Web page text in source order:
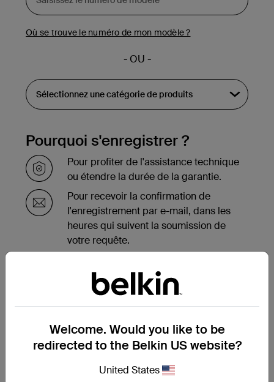
Où se trouve le numéro de mon modèle ?
- OU -
Pourquoi s'enregistrer ?
Pour profiter de l'assistance technique
ou étendre la durée de la garantie.
Pour recevoir la confirmation de
l'enregistrement par e-mail, dans les
heures qui suivent la soumission de
votre requête.
enregistrés en bas de votre page de
compte.
Vous avez besoin de
remplacer un produit sous
garantie ?
Welcome. Would you like to be
redirected to the Belkin US website?
United States